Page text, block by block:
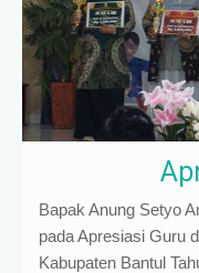
Bapak Anung Setyo
pada Apresiasi Guru
Kabupaten Bantul